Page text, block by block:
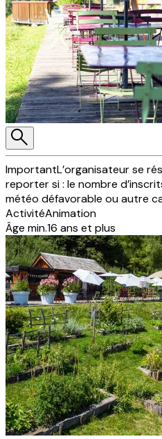
ImportantL’organisateur se
reporter si : le nombre
météo défavorable ou autre
ActivitéAnimation
Âge min.16 ans et plus